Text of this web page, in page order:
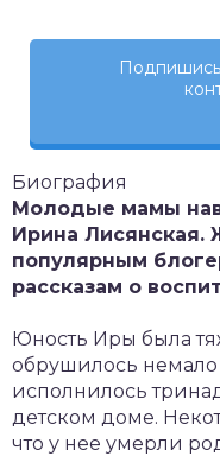
Биография
Молодые мамы
Ирина Лисянская.
популярным
рассказам о
Юность Иры была
обрушилось
исполнилось
детском доме.
что у нее умерли